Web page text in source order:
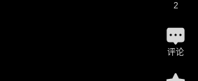
2
评论